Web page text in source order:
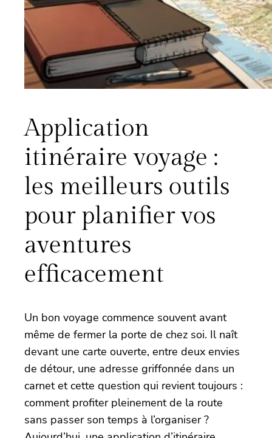
Application
itinéraire voyage :
les meilleurs outils
pour planifier vos
aventures
efficacement
Un bon voyage commence souvent avant
même de fermer la porte de chez soi. Il naît
devant une carte ouverte, entre deux envies
de détour, une adresse griffonnée dans un
carnet et cette question qui revient toujours :
comment profiter pleinement de la route
sans passer son temps à l’organiser ?